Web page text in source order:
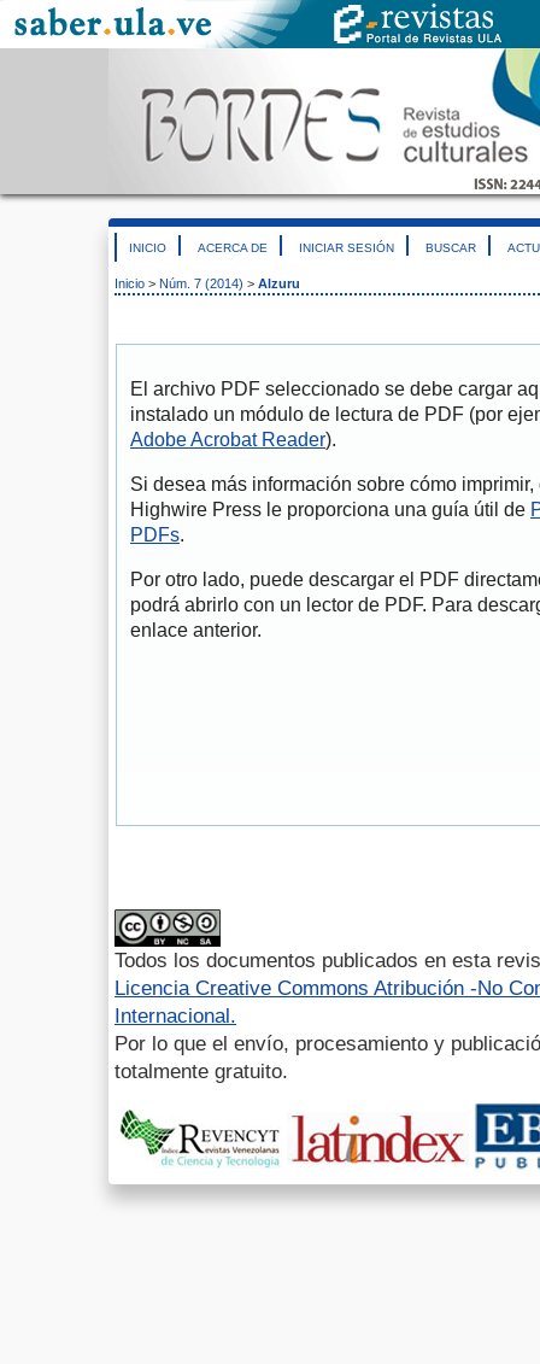
INICIO ACERCA DE INICIAR SESIÓN BUSCAR
Inicio > Núm. 7 (2014) > Alzuru
El archivo PDF seleccionado se debe cargar
instalado un módulo de lectura de PDF (por
Adobe Acrobat Reader).
Si desea más información sobre cómo
Highwire Press le proporciona una guía útil de
PDFs.
Por otro lado, puede descargar el PDF
podrá abrirlo con un lector de PDF. Para
enlace anterior.
Todos los documentos publicados en esta
Licencia Creative Commons Atribución -No
Internacional.
Por lo que el envío, procesamiento y
totalmente gratuito.